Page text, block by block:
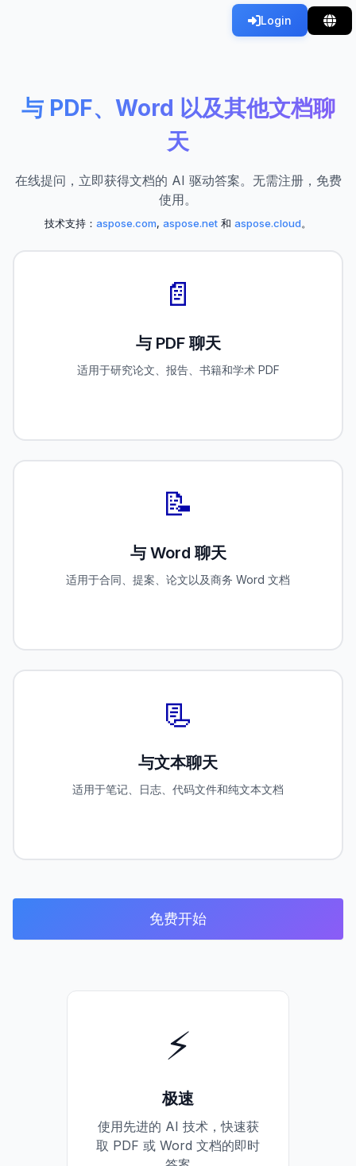
Login
与 PDF、Word 以及其他文档聊
天
在线提问，立即获得文档的 AI 驱动答案。无需注册，免费
使用。
技术支持： aspose.com, aspose.net 和 aspose.cloud。
📄
与 PDF 聊天
适用于研究论文、报告、书籍和学术 PDF
📝
与 Word 聊天
适用于合同、提案、论文以及商务 Word 文档
📃
与文本聊天
适用于笔记、日志、代码文件和纯文本文档
免费开始
⚡
极速
使用先进的 AI 技术，快速获
取 PDF 或 Word 文档的即时